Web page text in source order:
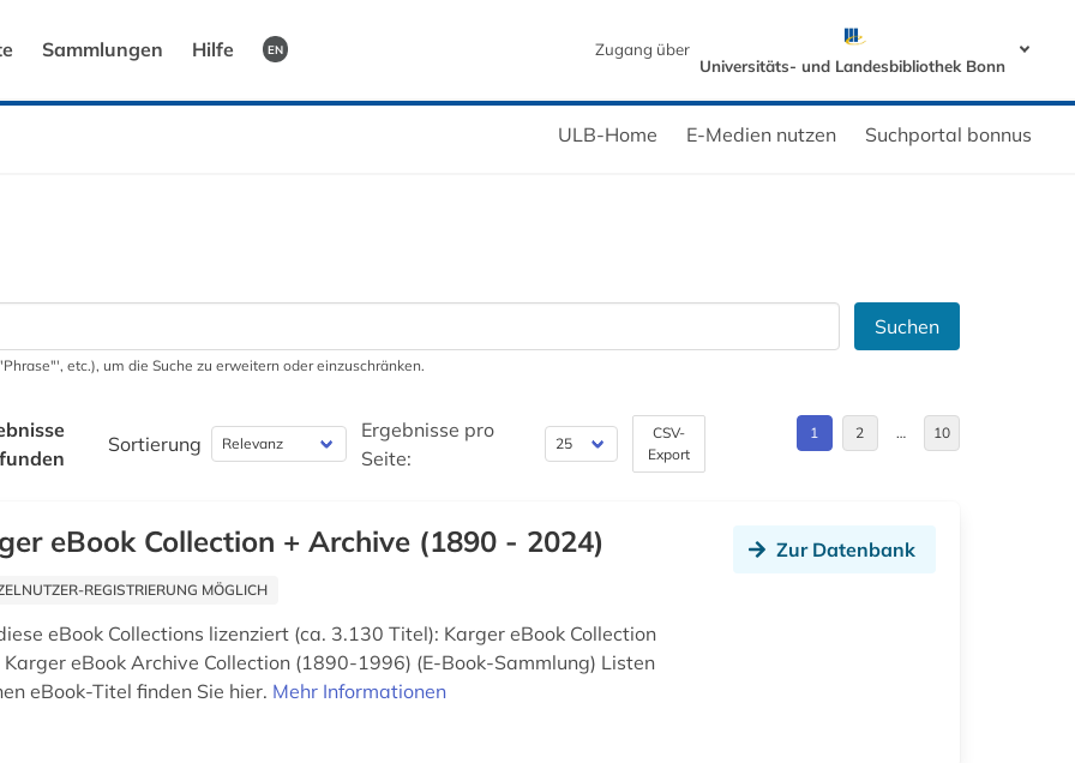
Sammlungen Hilfe EN
Zugang über
Universitäts- und Landesbibliothek Bonn
ULB-Home E-Medien nutzen Suchportal bonnus
Suchen
etc.), um die Suche zu erweitern oder einzuschränken.
Sortierung
Ergebnisse pro
Seite:
CSV-
Export
1 2 … 10
eBook Collection + Archive (1890 - 2024)
REGISTRIERUNG MÖGLICH
eBook Collections lizenziert (ca. 3.130 Titel): Karger eBook Collection
eBook Archive Collection (1890-1996) (E-Book-Sammlung) Listen
eBook-Titel finden Sie hier. Mehr Informationen
Zur Datenbank